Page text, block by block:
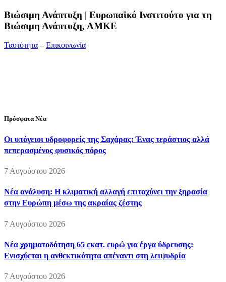
Bιώσιμη Ανάπτυξη | Ευρωπαϊκό Ινστιτούτο για τη
Βιώσιμη Ανάπτυξη, ΑΜΚΕ
Ταυτότητα – Επικοινωνία
Πρόσφατα Νέα
Οι υπόγειοι υδροφορείς της Σαχάρας: Ένας τεράστιος αλλά
πεπερασμένος φυσικός πόρος
7 Αυγούστου 2026
Νέα ανάλυση: Η κλιματική αλλαγή επιταχύνει την ξηρασία
στην Ευρώπη μέσω της ακραίας ζέστης
7 Αυγούστου 2026
Νέα χρηματοδότηση 65 εκατ. ευρώ για έργα ύδρευσης:
Ενισχύεται η ανθεκτικότητα απέναντι στη λειψυδρία
7 Αυγούστου 2026